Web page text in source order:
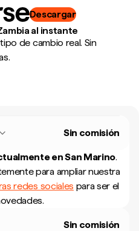
Descargar
al instante
de cambio real. Sin
Sin comisión
enSan Marino.
para ampliar nuestra
redes sociales para ser el
Sin comisión